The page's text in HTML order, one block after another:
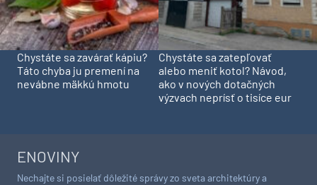
Chystáte sa zavárať kápiu?
Táto chyba ju premení na
nevábne mäkkú hmotu
Chystáte sa zatepľovať
alebo meniť kotol? Návod,
ako v nových dotačných
výzvach neprísť o tisíce eur
ENOVINY
Nechajte si posielať dôležité správy zo sveta architektúry a